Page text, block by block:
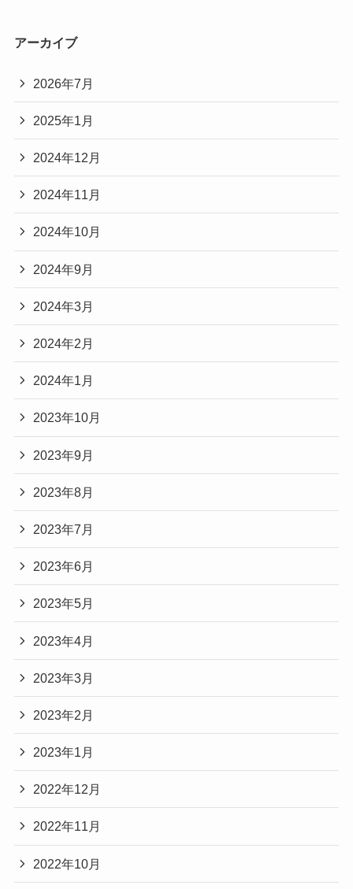
アーカイブ
2026年7月
2025年1月
2024年12月
2024年11月
2024年10月
2024年9月
2024年3月
2024年2月
2024年1月
2023年10月
2023年9月
2023年8月
2023年7月
2023年6月
2023年5月
2023年4月
2023年3月
2023年2月
2023年1月
2022年12月
2022年11月
2022年10月